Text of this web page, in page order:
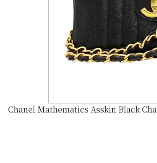
Chanel Mathematics Asskin Black